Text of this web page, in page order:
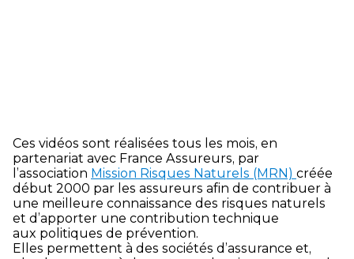
Ces vidéos sont réalisées tous les mois, en
partenariat avec France Assureurs, par
l’association Mission Risques Naturels (MRN) créée
début 2000 par les assureurs afin de contribuer à
une meilleure connaissance des risques naturels
et d’apporter une contribution technique
aux politiques de prévention.
Elles permettent à des sociétés d’assurance et,